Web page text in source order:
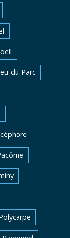
du-Parc